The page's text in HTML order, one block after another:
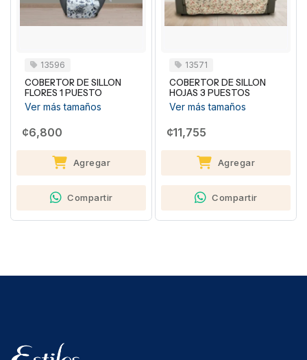
13596
COBERTOR DE SILLON
FLORES 1 PUESTO
Ver más tamaños
¢6,800
Agregar
Compartir
13571
COBERTOR DE SILLON
HOJAS 3 PUESTOS
Ver más tamaños
¢11,755
Agregar
Compartir